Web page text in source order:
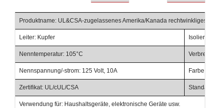
Produktname: UL&CSA-zugelassenes Amerika/Kanada rechtwinkliges
Leiter: Kupfer
Nenntemperatur: 105°C
Nennspannung/-strom: 125 Volt, 10A Farbe:
Zertifikat: UL/cUL/CSA Standard:
Verwendung für: Haushaltsgeräte, elektronische Geräte usw.